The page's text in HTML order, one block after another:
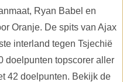
Ryan Babel en
Oranje. De spits van Ajax
interland tegen Tsjechië
doelpunten topscorer aller
42 doelpunten. Bekijk de